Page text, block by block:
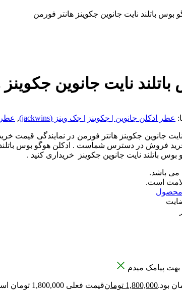
بوس باتلند نایت جانوین جکوینز هانتر فورمن
نایت جانوین جکوینز
عطر ادکلن جانوین | جکوینز | جک وینز (jackwins) , عطر
جانوین جکوینز هانتر فورمن در نمایندگی قیمت
فروش در دسترس شماست . ادکلن هوگو بوس
باتلند نایت جانوین جکوینز خریداری کنید .
می باشد.
است.
محصول
پیامک میدم
1,800,000 تومانقیمت فعلی 1,800,000 تومان است.